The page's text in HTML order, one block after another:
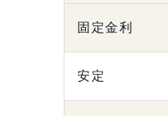
固定金利
安定